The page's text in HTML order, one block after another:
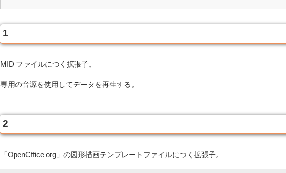
1
MIDIファイルにつく拡張子。
専用の音源を使用してデータを再生する。
2
「OpenOffice.org」の図形描画テンプレートファイルにつく拡張子。